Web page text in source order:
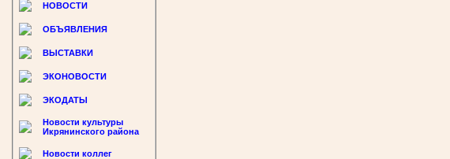
НОВОСТИ
ОБЪЯВЛЕНИЯ
ВЫСТАВКИ
ЭКОНОВОСТИ
ЭКОДАТЫ
Новости культуры
Икрянинского района
Новости коллег